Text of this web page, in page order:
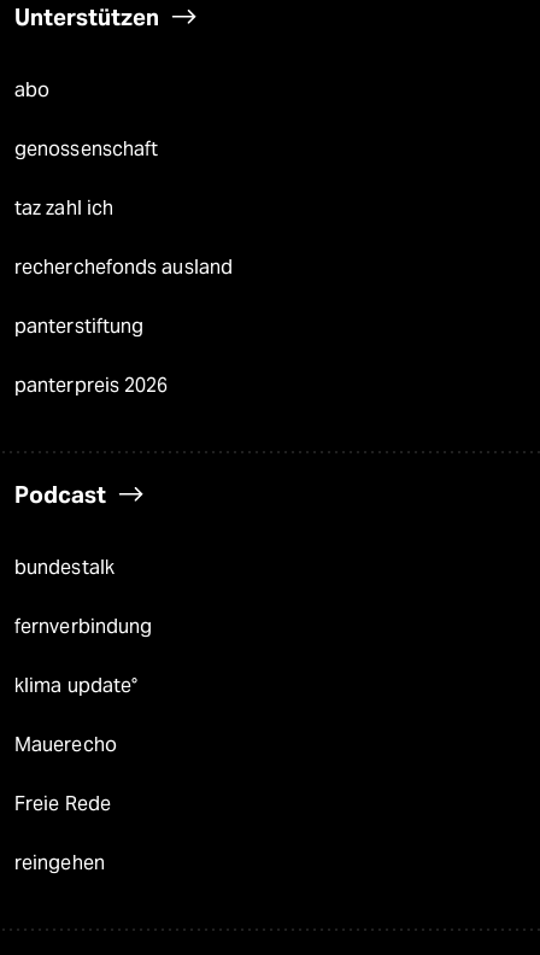
Unterstützen
abo
genossenschaft
taz zahl ich
recherchefonds ausland
panterstiftung
panterpreis 2026
Podcast
bundestalk
fernverbindung
klima update°
Mauerecho
Freie Rede
reingehen